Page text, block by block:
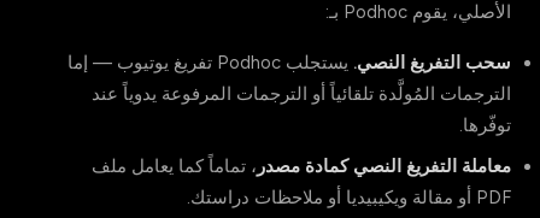
الأصلي، يقوم Podhoc بـ:
سحب التفريغ النصي.
يستجلب Podhoc تفريغ يوتيوب — إما
الترجمات المُولَّدة تلقائياً أو الترجمات المرفوعة يدوياً عند
توفّرها.
معاملة التفريغ النصي كمادة مصدر ، تماماً كما يعامل ملف
PDF أو مقالة ويكيبيديا أو ملاحظات دراستك.